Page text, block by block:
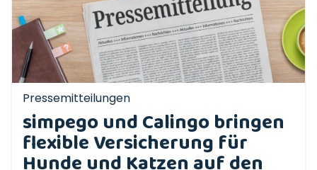
Pressemitteilungen
simpego und Calingo bringen
flexible Versicherung für